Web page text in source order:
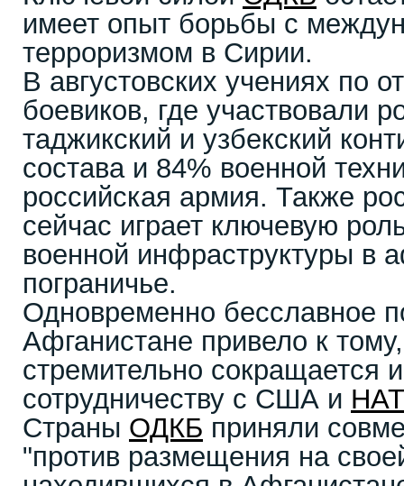
имеет опыт борьбы с
терроризмом в Сирии.
В августовских учениях по
боевиков, где участвовали
таджикский и узбекский
состава и 84% военной
российская армия. Также
сейчас играет ключевую
военной инфраструктуры в
пограничье.
Одновременно бесславное
Афганистане привело к
стремительно сокращается
сотрудничеству с США и
Страны ОДКБ приняли
"против размещения на